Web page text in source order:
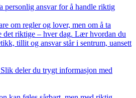
personlig ansvar for å handle riktig
om regler og lover, men om å ta
det riktige – hver dag. Lær hvordan du
tillit og ansvar står i sentrum, uansett
deler du trygt informasjon med